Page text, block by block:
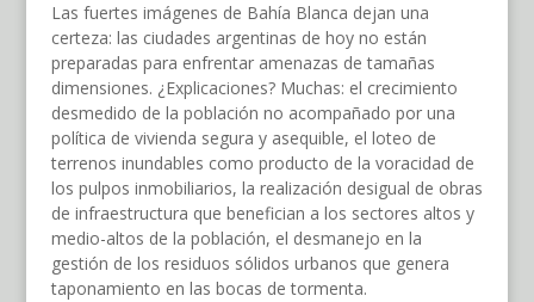
Las fuertes imágenes de Bahía Blanca dejan una
certeza: las ciudades argentinas de hoy no están
preparadas para enfrentar amenazas de tamañas
dimensiones. ¿Explicaciones? Muchas: el crecimiento
desmedido de la población no acompañado por una
política de vivienda segura y asequible, el loteo de
terrenos inundables como producto de la voracidad de
los pulpos inmobiliarios, la realización desigual de obras
de infraestructura que benefician a los sectores altos y
medio-altos de la población, el desmanejo en la
gestión de los residuos sólidos urbanos que genera
taponamiento en las bocas de tormenta.